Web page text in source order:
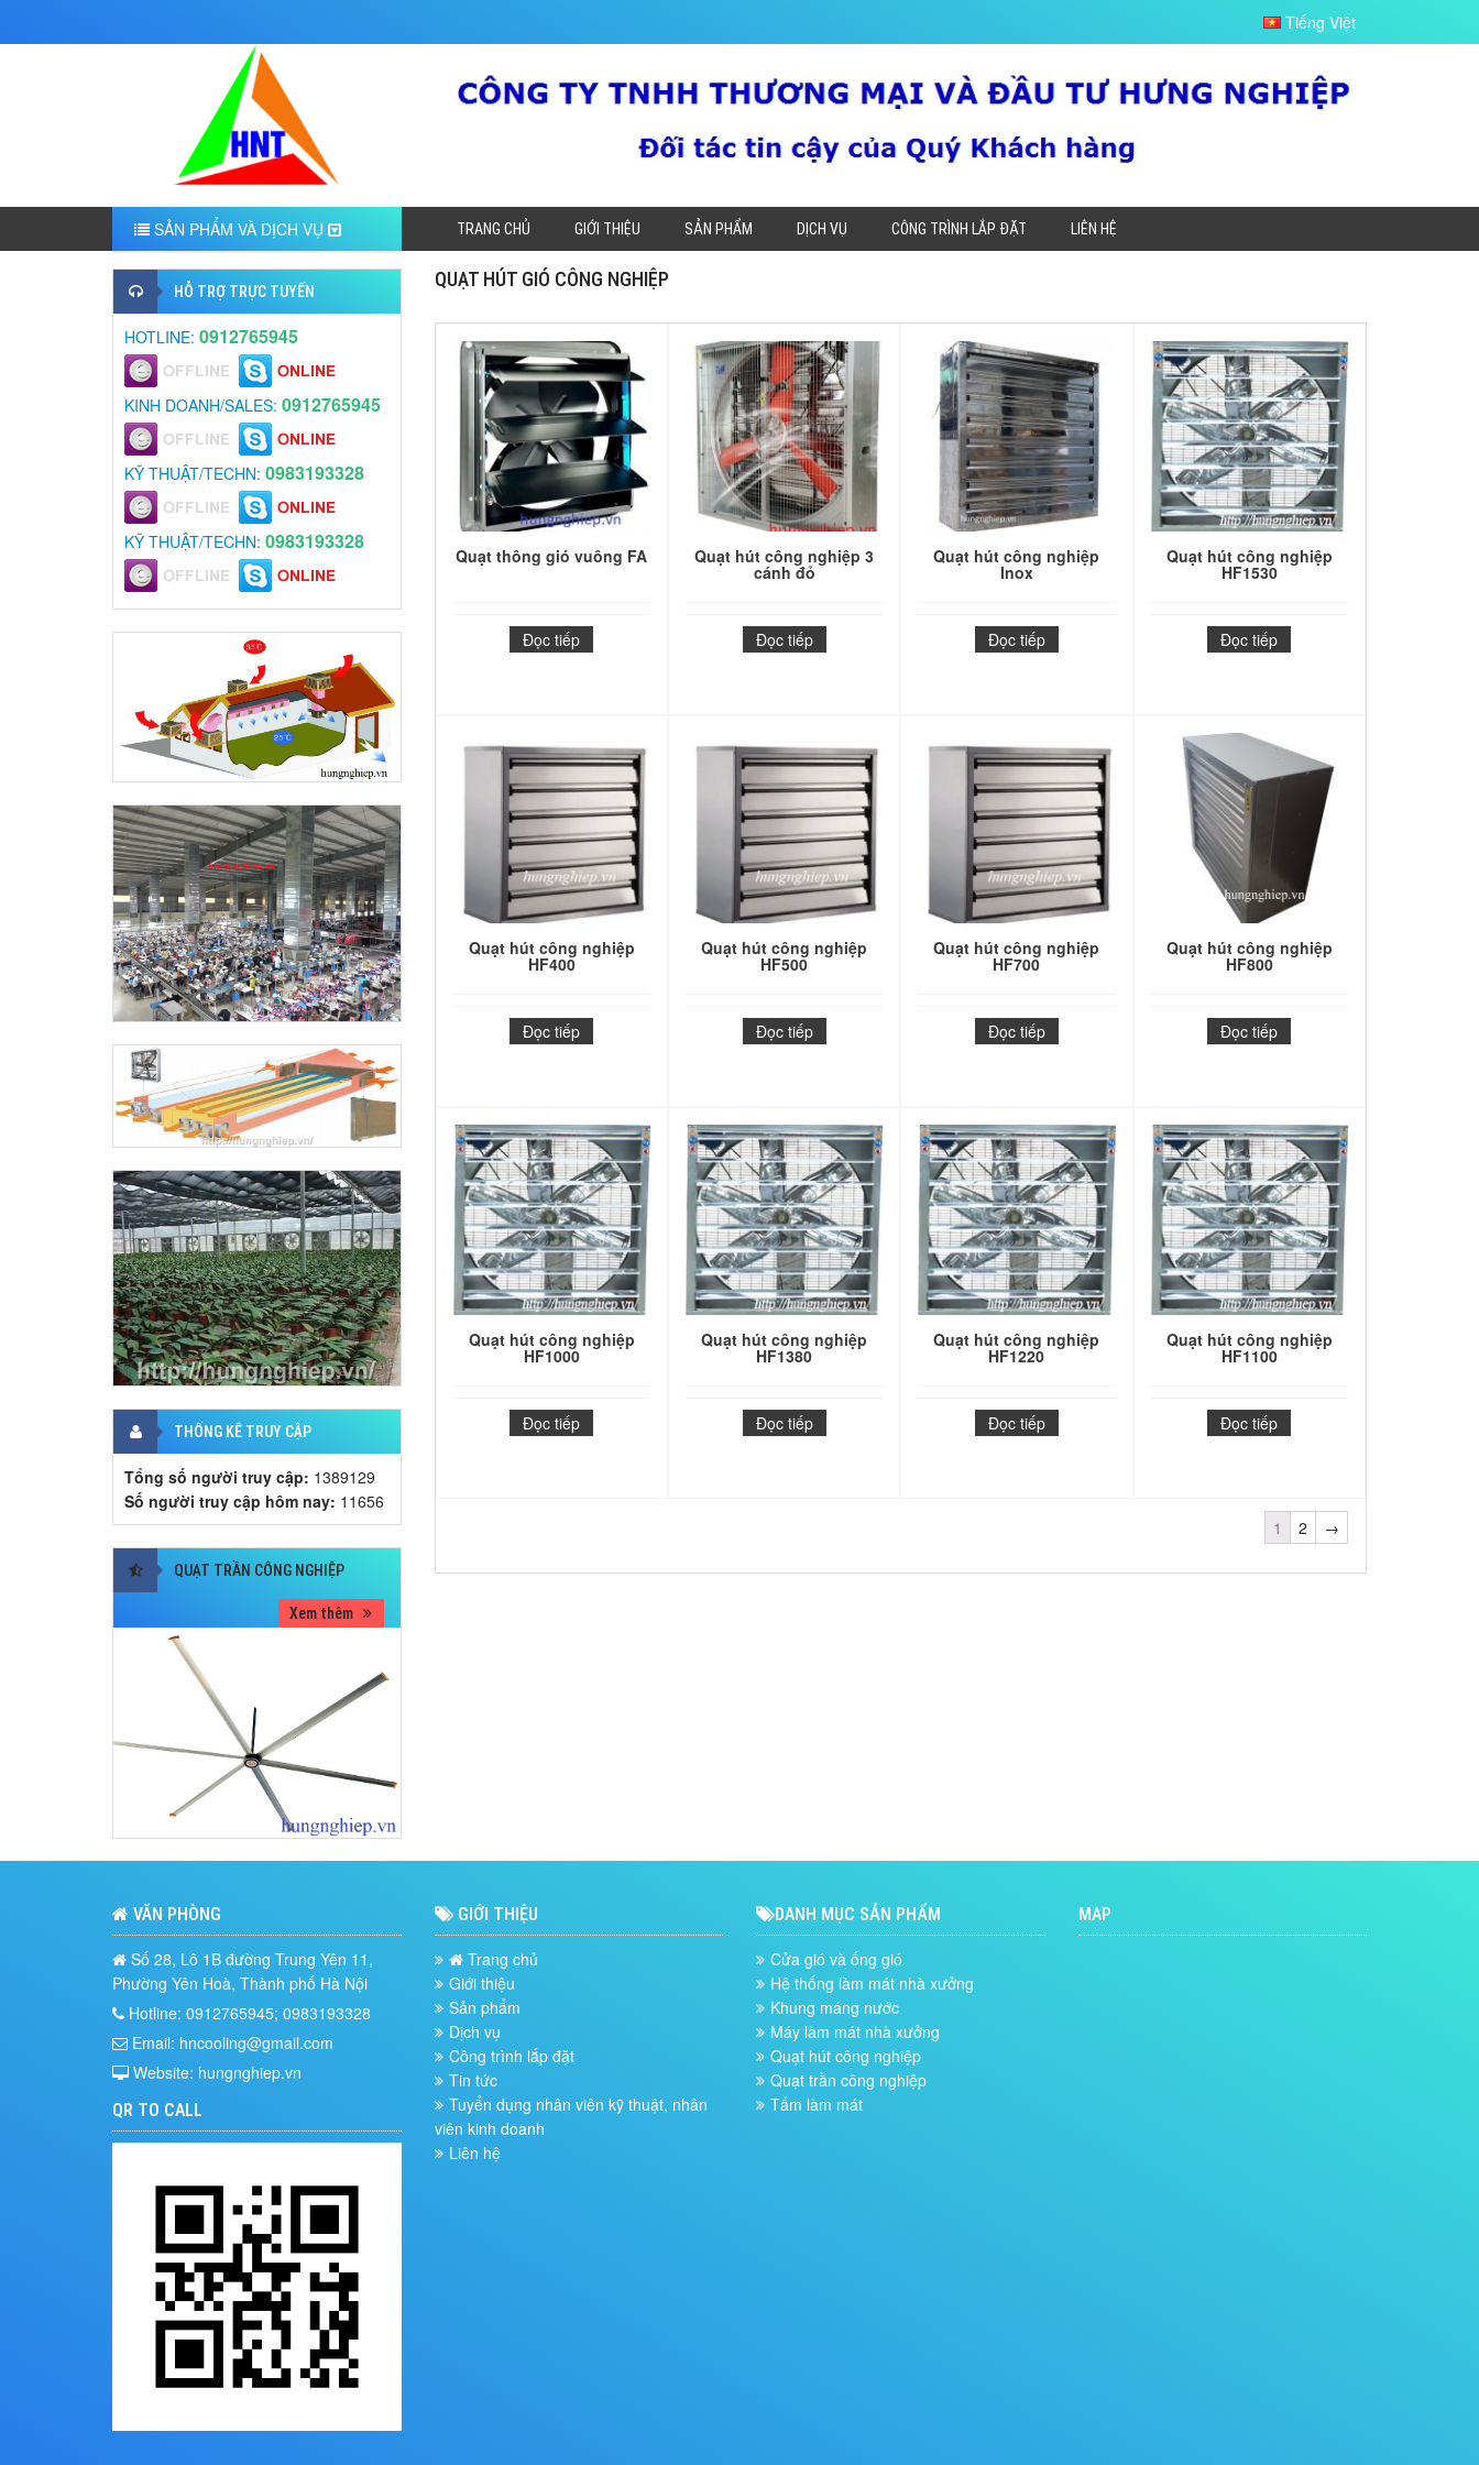
Tiếng Việt
TRANG CHỦ GIỚI THIỆU SẢN PHẨM DỊCH VỤ CÔNG TRÌNH LẮP ĐẶT LIÊN HỆ
SẢN PHẨM VÀ DỊCH VỤ
HỖ TRỢ TRỰC TUYẾN
HOTLINE: 0912765945
KINH DOANH/SALES: 0912765945
KỸ THUẬT/TECHN: 0983193328
KỸ THUẬT/TECHN: 0983193328
THỐNG KÊ TRUY CẬP
Tổng số người truy cập: 1389129
Số người truy cập hôm nay: 11656
QUẠT TRẦN CÔNG NGHIỆP
Xem thêm
QUẠT HÚT GIÓ CÔNG NGHIỆP
Quạt thông gió vuông FA
Đọc tiếp
Quạt hút công nghiệp 3
cánh đỏ
Đọc tiếp
Quạt hút công nghiệp
Inox
Đọc tiếp
Quạt hút công nghiệp
HF1530
Đọc tiếp
Quạt hút công nghiệp
HF400
Đọc tiếp
Quạt hút công nghiệp
HF500
Đọc tiếp
Quạt hút công nghiệp
HF700
Đọc tiếp
Quạt hút công nghiệp
HF800
Đọc tiếp
Quạt hút công nghiệp
HF1000
Đọc tiếp
Quạt hút công nghiệp
HF1380
Đọc tiếp
Quạt hút công nghiệp
HF1220
Đọc tiếp
Quạt hút công nghiệp
HF1100
Đọc tiếp
1 2 →
VĂN PHÒNG
Số 28, Lô 1B đường Trung Yên 11,
Phường Yên Hoà, Thành phố Hà Nội
Hotline: 0912765945; 0983193328
Email: hncooling@gmail.com
Website: hungnghiep.vn
QR TO CALL
GIỚI THIỆU
Trang chủ
Giới thiệu
Sản phẩm
Dịch vụ
Công trình lắp đặt
Tin tức
Tuyển dụng nhân viên kỹ thuật, nhân
viên kinh doanh
Liên hệ
DANH MỤC SẢN PHẨM
Cửa gió và ống gió
Hệ thống làm mát nhà xưởng
Khung máng nước
Máy làm mát nhà xưởng
Quạt hút công nghiệp
Quạt trần công nghiệp
Tấm làm mát
MAP